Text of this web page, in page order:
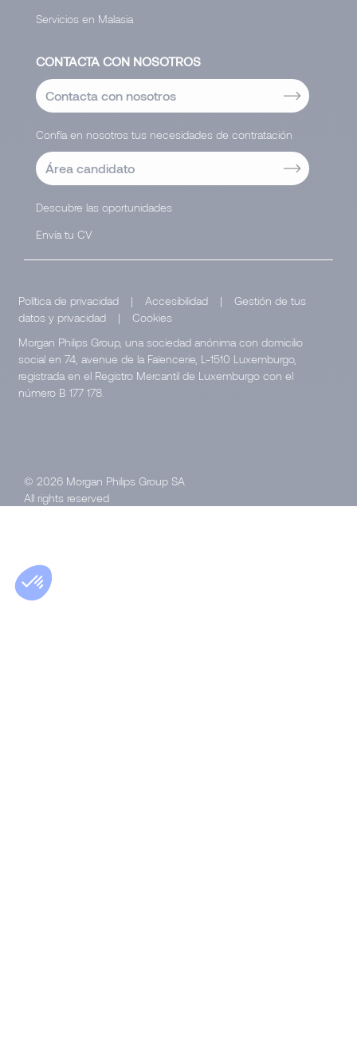
Servicios en Malasia
CONTACTA CON NOSOTROS
Contacta con nosotros
Confía en nosotros tus necesidades de contratación
Área candidato
Descubre las oportunidades
Envía tu CV
Política de privacidad | Accesibilidad |
Gestión de tus
datos y privacidad
|
Cookies
Morgan Philips Group, una sociedad anónima con domicilio
social en 74, avenue de la Faïencerie, L-1510 Luxemburgo,
registrada en el Registro Mercantil de Luxemburgo con el
número B 177 178.
© 2026 Morgan Philips Group SA
All rights reserved